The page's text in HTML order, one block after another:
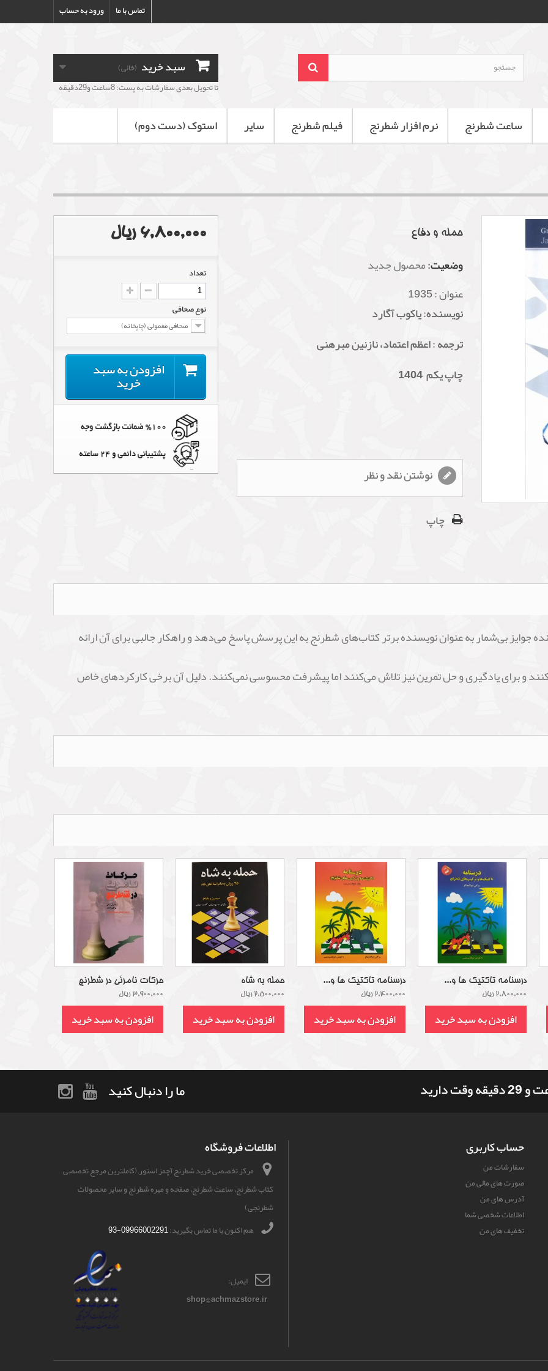
ورود به حساب تماس با ما
سبد خرید (خالی)
تا تحویل بعدی سفارشات به پست: 8ساعت و29دقیقه
ساعت شطرنج نرم افزار شطرنج فیلم شطرنج سایر استوک (دست دوم)
حمله و دفاع
وضعیت:محصول جدید
عنوان :1935
نویسنده: یاکوب آگارد
ترجمه : اعظم اعتماد، نازنین مبرهنی
چاپ یکم 1404
نوشتن نقد و نظر
چاپ
6,800,000 ریال
تعداد
نوع صحافی
صحافی معمولی (چاپخانه)
افزودن به سبد
خرید
جوایز بی‌شمار به عنوان نویسنده برتر کتاب‌های شطرنج به این پرسش پاسخ می‌دهد و راهکار جالبی برای آن ارائه
و برای یادگیری و حل تمرین نیز تلاش می‌کنند اما پیشرفت محسوسی نمی‌کنند. دلیل آن برخی کارکردهای خاص
حرکات نامرئی در شطرنج
3,900,000 ریال
افزودن به سبد خرید
حمله به شاه
2,500,000 ریال
افزودن به سبد خرید
درسنامه تاکتیک ها و...
2,400,000 ریال
افزودن به سبد خرید
درسنامه تاکتیک ها و...
2,800,000 ریال
افزودن به سبد خرید
ما را دنبال کنید
حساب کاربری
سفارشات من
صورت های مالی من
آدرس های من
اطلاعات شخصی شما
تخفیف های من
اطلاعات فروشگاه
مرکز تخصصی خرید شطرنج آچمز استور, (کاملترین مرجع تخصصی
کتاب شطرنج، ساعت شطرنج، صفحه و مهره شطرنج و سایر محصولات
شطرنجی)
هم اکنون با ما تماس بگیرید:09966002291-93
ایمیل:
shop@achmazstore.ir